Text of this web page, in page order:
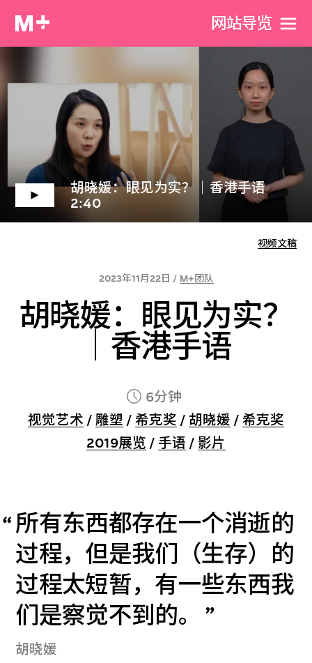
网站导览
胡晓媛：眼见为实？｜香港手语
2:40
视频文稿
2023年11月22日 / M+团队
胡晓媛：眼见为实？
｜香港手语
6分钟
视觉艺术 / 雕塑 / 希克奖 / 胡晓媛 / 希克奖
2019展览 / 手语 / 影片
所有东西都存在一个消逝的
过程，但是我们（生存）的
过程太短暂，有一些东西我
们是察觉不到的。
胡晓媛